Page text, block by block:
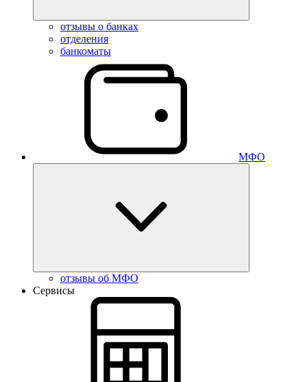
отзывы о банках
отделения
банкоматы
МФО
отзывы об МФО
Сервисы